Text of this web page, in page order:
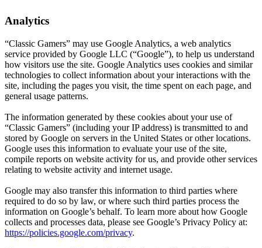
Analytics
“Classic Gamers” may use Google Analytics, a web analytics
service provided by Google LLC (“Google”), to help us understand
how visitors use the site. Google Analytics uses cookies and similar
technologies to collect information about your interactions with the
site, including the pages you visit, the time spent on each page, and
general usage patterns.
The information generated by these cookies about your use of
“Classic Gamers” (including your IP address) is transmitted to and
stored by Google on servers in the United States or other locations.
Google uses this information to evaluate your use of the site,
compile reports on website activity for us, and provide other services
relating to website activity and internet usage.
Google may also transfer this information to third parties where
required to do so by law, or where such third parties process the
information on Google’s behalf. To learn more about how Google
collects and processes data, please see Google’s Privacy Policy at:
https://policies.google.com/privacy.